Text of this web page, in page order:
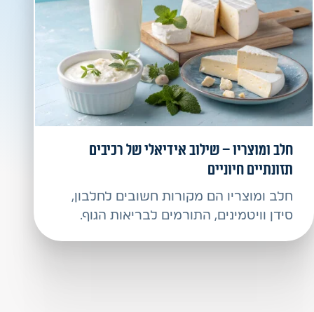
חלב ומוצריו – שילוב אידיאלי של רכיבים
תזונתיים חיוניים
חלב ומוצריו הם מקורות חשובים לחלבון,
סידן וויטמינים, התורמים לבריאות הגוף.